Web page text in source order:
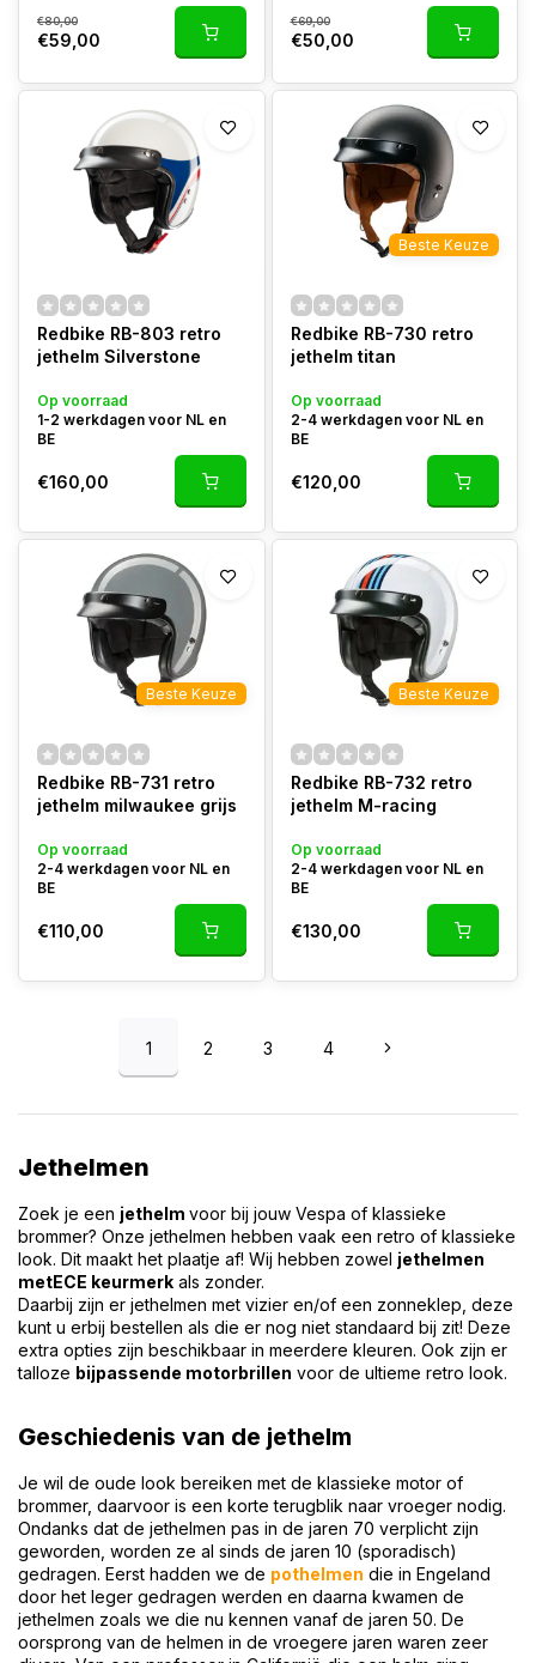
€80,00
€59,00
€69,00
€50,00
Redbike RB-803 retro
jethelm Silverstone
Op voorraad
1-2 werkdagen voor NL en
BE
€160,00
Beste Keuze
Redbike RB-730 retro
jethelm titan
Op voorraad
2-4 werkdagen voor NL en
BE
€120,00
Beste Keuze
Redbike RB-731 retro
jethelm milwaukee grijs
Op voorraad
2-4 werkdagen voor NL en
BE
€110,00
Beste Keuze
Redbike RB-732 retro
jethelm M-racing
Op voorraad
2-4 werkdagen voor NL en
BE
€130,00
1 2 3 4
Jethelmen
Zoek je een jethelm voor bij jouw Vespa of klassieke
brommer? Onze jethelmen hebben vaak een retro of klassieke
look. Dit maakt het plaatje af! Wij hebben zowel jethelmen
metECE keurmerk als zonder.
Daarbij zijn er jethelmen met vizier en/of een zonneklep, deze
kunt u erbij bestellen als die er nog niet standaard bij zit! Deze
extra opties zijn beschikbaar in meerdere kleuren. Ook zijn er
talloze bijpassende motorbrillen voor de ultieme retro look.
Geschiedenis van de jethelm
Je wil de oude look bereiken met de klassieke motor of
brommer, daarvoor is een korte terugblik naar vroeger nodig.
Ondanks dat de jethelmen pas in de jaren 70 verplicht zijn
geworden, worden ze al sinds de jaren 10 (sporadisch)
gedragen. Eerst hadden we de pothelmen die in Engeland
door het leger gedragen werden en daarna kwamen de
jethelmen zoals we die nu kennen vanaf de jaren 50. De
oorsprong van de helmen in de vroegere jaren waren zeer